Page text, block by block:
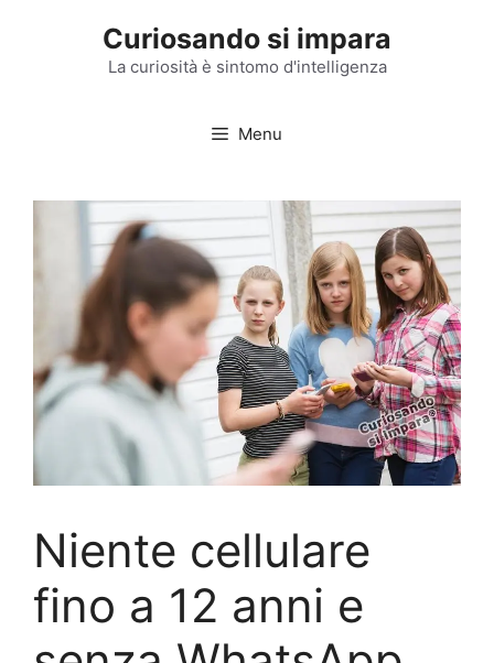
Curiosando si impara
La curiosità è sintomo d'intelligenza
Menu
Niente cellulare
fino a 12 anni e